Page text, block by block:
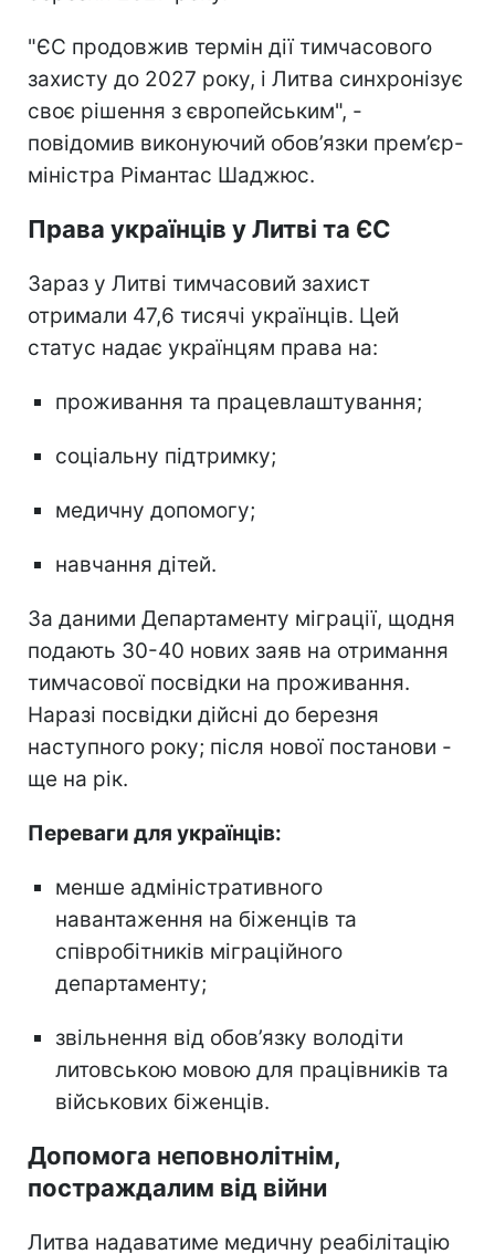
"ЄС продовжив термін дії тимчасового
захисту до 2027 року, і Литва синхронізує
своє рішення з європейським", -
повідомив виконуючий обов’язки прем’єр-
міністра Рімантас Шаджюс.
Права українців у Литві та ЄС
Зараз у Литві тимчасовий захист
отримали 47,6 тисячі українців. Цей
статус надає українцям права на:
проживання та працевлаштування;
соціальну підтримку;
медичну допомогу;
навчання дітей.
За даними Департаменту міграції, щодня
подають 30-40 нових заяв на отримання
тимчасової посвідки на проживання.
Наразі посвідки дійсні до березня
наступного року; після нової постанови -
ще на рік.
Переваги для українців:
менше адміністративного
навантаження на біженців та
співробітників міграційного
департаменту;
звільнення від обов’язку володіти
литовською мовою для працівників та
військових біженців.
Допомога неповнолітнім,
постраждалим від війни
Литва надаватиме медичну реабілітацію